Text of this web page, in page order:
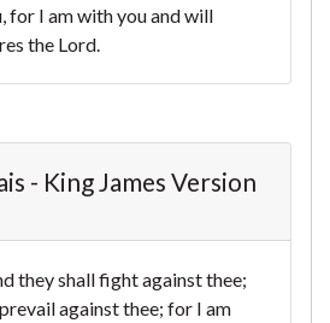
for I am with you and will
the Lord.
- King James Version
they shall fight against thee;
against thee; for I am